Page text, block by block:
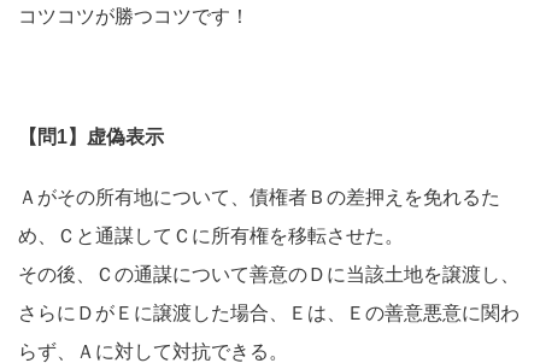
コツコツが勝つコツです！
【問1】虚偽表示
Ａがその所有地について、債権者Ｂの差押えを免れるた
め、Ｃと通謀してＣに所有権を移転させた。
その後、Ｃの通謀について善意のＤに当該土地を譲渡し、
さらにＤがＥに譲渡した場合、Ｅは、Ｅの善意悪意に関わ
らず、Ａに対して対抗できる。